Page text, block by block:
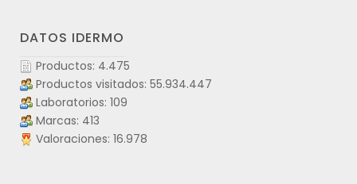
DATOS IDERMO
Productos: 4.475
Productos visitados: 55.934.447
Laboratorios: 109
Marcas: 413
Valoraciones: 16.978